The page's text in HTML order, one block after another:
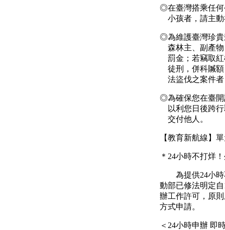
◎在臺灣搭乘任
小孩者，請主
◎為維護臺灣珍
森林主、副產
罰金；若竊取
徒刑，併科贓額
法盜伐之案件
◎為確保您在臺
以利您日後跨
交付他人。
【教育新航線】
＊ 24小時不打烊
為提供24小
動部已修法明定自
辦工作許可，原
方式申請。
＜ 24小時申辦 即